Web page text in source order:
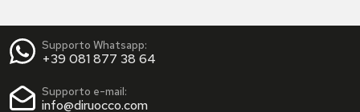
Supporto Whatsapp:
+39 081 877 38 64
Supporto e-mail:
info@diruocco.com